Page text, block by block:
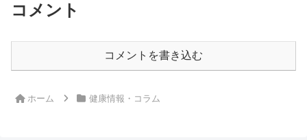
コメント
コメントを書き込む
ホーム 健康情報・コラム